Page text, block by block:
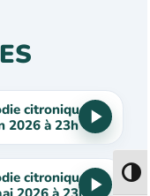
citronique du
2026 à 23h
citronique du